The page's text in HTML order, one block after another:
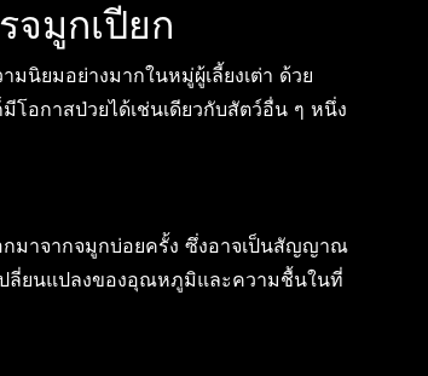
จมูกเปียก
มนิยมอย่างมากในหมู่ผู้เลี้ยงเต่า ด้วย
โอกาสป่วยได้เช่นเดียวกับสัตว์อื่น ๆ หนึ่ง
กมาจากจมูกบ่อยครั้ง ซึ่งอาจเป็นสัญญาณ
ปลี่ยนแปลงของอุณหภูมิและความชื้นในที่